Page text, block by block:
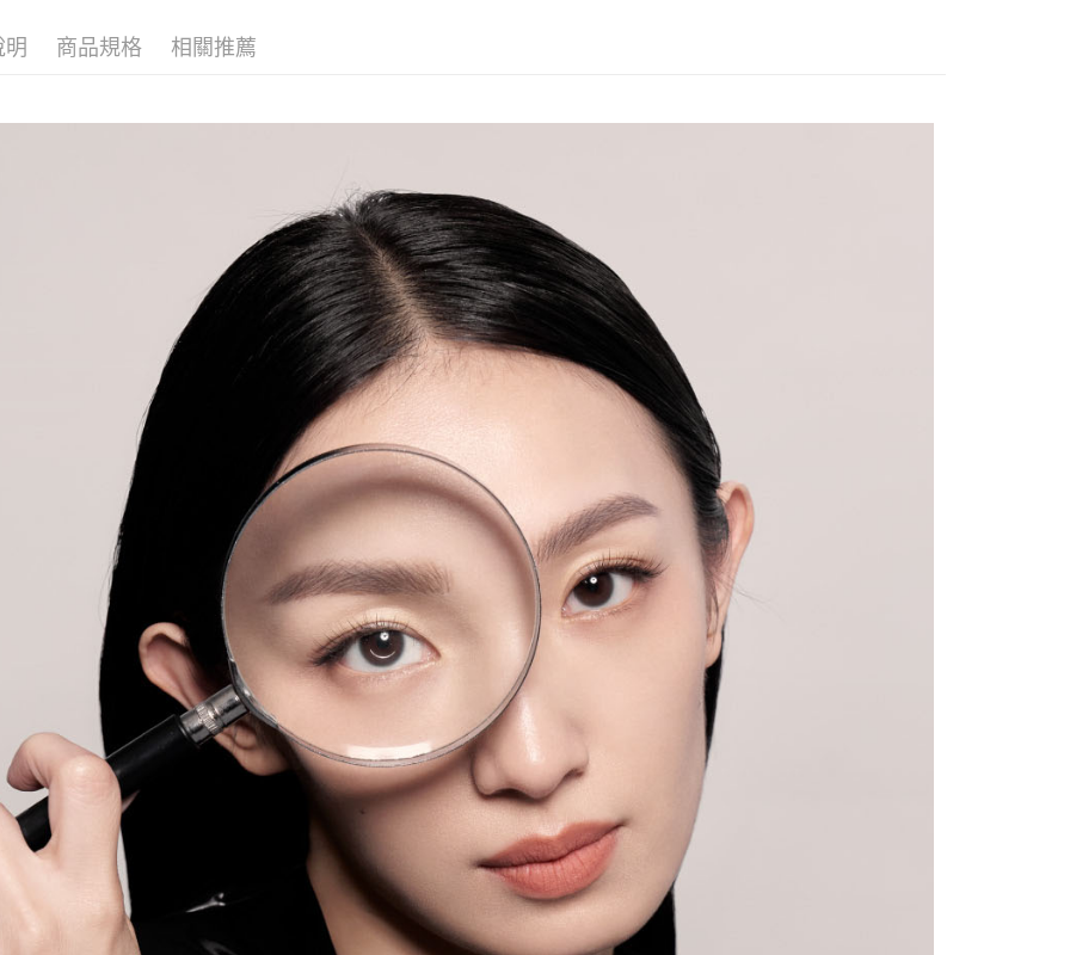
求債權轉讓予恩沛科技股份有限公司。
２．關於個人資料處理事宜，請瀏覽以下網址：
https://aftee.tw/terms/#terms3
３．未成年的使用者請事先徵得法定代理人或監護人之同意方可使用
「AFTEE先享後付」，若未經同意申辦者引起之損失，本公司不負相關責
任。
４．使用「AFTEE先享後付」時，將依據個別帳號之用戶狀況，依本公司
即時審查核予不同之上限額度；若仍有額度不足之情形，本公司將視審查
結果請求用戶進行身份認證。
５．嚴禁一人註冊多個帳號或使用他人資訊註冊。若發現惡意使用之情
形，恩沛科技股份有限公司將有權停止該用戶之使用額度並採取法律行
7-11取貨不付款
每筆NT$85，滿NT$5,000(含以上)免運費
台灣宅配 - 台灣本島
每筆NT$100，滿NT$5,000(含以上)免運費
台灣宅配 - 澎湖、金門、馬祖
每筆NT$180，滿NT$5,000(含以上)免運費
國際運送 - DHL
明 商品規格 相關推薦